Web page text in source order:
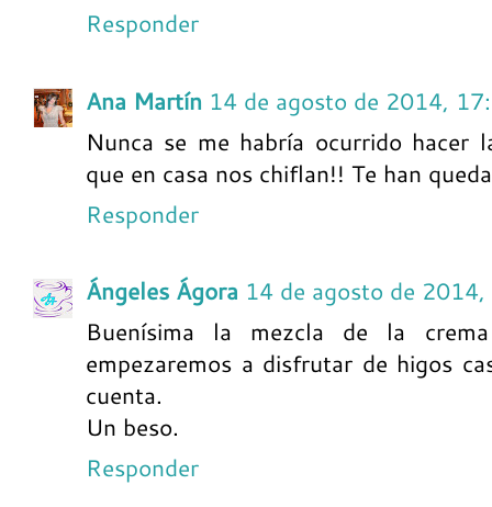
Responder
Ana Martín 14 de agosto de 2014,
Nunca se me habría ocurrido hacer
que en casa nos chiflan!! Te han
Responder
Ángeles Ágora 14 de agosto de
Buenísima la mezcla de la
empezaremos a disfrutar de higos
cuenta.
Un beso.
Responder